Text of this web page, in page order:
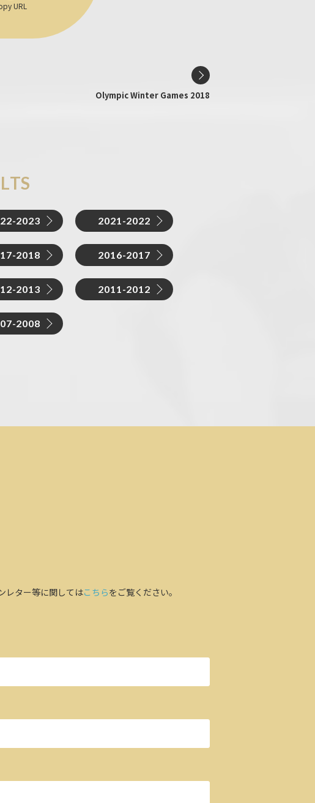
URL
Olympic Winter Games 2018
LTS
2023 2021-2022
2018 2016-2017
2013 2011-2012
2008
レター等に関してはこちらをご覧ください。